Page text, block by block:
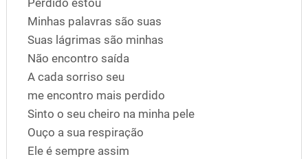
Perdido estou
Minhas palavras são suas
Suas lágrimas são minhas
Não encontro saída
A cada sorriso seu
me encontro mais perdido
Sinto o seu cheiro na minha pele
Ouço a sua respiração
Ele é sempre assim